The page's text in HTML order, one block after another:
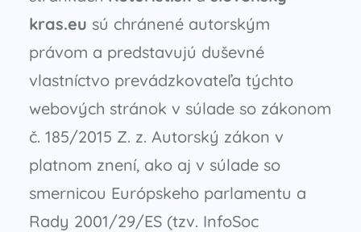
kras.eu sú chránené autorským
právom a predstavujú duševné
vlastníctvo prevádzkovateľa týchto
webových stránok v súlade so zákonom
č. 185/2015 Z. z. Autorský zákon v
platnom znení, ako aj v súlade so
smernicou Európskeho parlamentu a
Rady 2001/29/ES (tzv. InfoSoc